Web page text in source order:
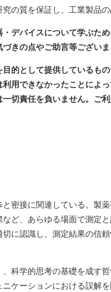
の質を保証し、工業製品
デバイスについて学ぶた
きの点やご助言等ござい
的として提供しているも
用できなかったことによ
切責任を負いません。ご
密接に関連している。製
ど、あらゆる場面で測定
に認識し、測定結果の信
科学的思考の基礎を成す
ケーションにおける誤解